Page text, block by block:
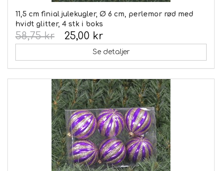
11,5 cm finial julekugler, Ø 6 cm, perlemor rød med
hvidt glitter, 4 stk i boks
25,00 kr
58,75 kr
Se detaljer